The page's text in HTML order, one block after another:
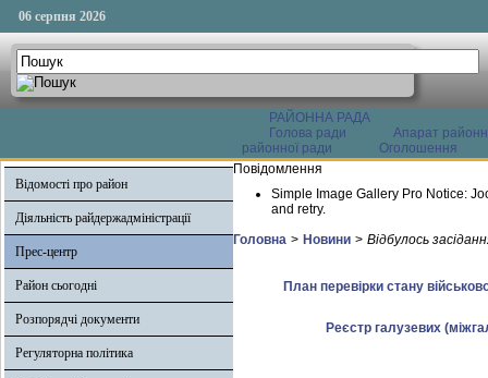
06 серпня 2026
РАЙОННА РАДА
Голова ради
Апарат
районної ради
Оголошення
Відомості про район
Діяльність райдержадміністрації
Прес-центр
Район сьогодні
Розпорядчі документи
Регуляторна політика
Повідомлення
Simple Image Gallery Pro Notice:
and retry.
Головна > Новини > Відбулось
План перевірки стану
Реєстр галузевих